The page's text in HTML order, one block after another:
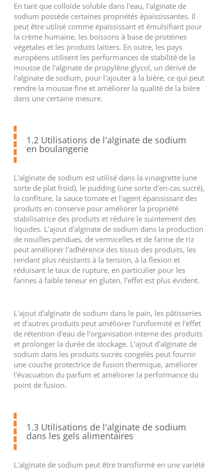
En tant que colloïde soluble dans l'eau, l'alginate de
sodium possède certaines propriétés épaississantes. Il
peut être utilisé comme épaississant et émulsifiant pour
la crème humaine, les boissons à base de protéines
végétales et les produits laitiers. En outre, les pays
européens utilisent les performances de stabilité de la
mousse de l'alginate de propylène glycol, un dérivé de
l'alginate de sodium, pour l'ajouter à la bière, ce qui peut
rendre la mousse fine et améliorer la qualité de la bière
dans une certaine mesure.
1.2 Utilisations de l'alginate de sodium
en boulangerie
L'alginate de sodium est utilisé dans la vinaigrette (une
sorte de plat froid), le pudding (une sorte d'en-cas sucré),
la confiture, la sauce tomate et l'agent épaississant des
produits en conserve pour améliorer la propriété
stabilisatrice des produits et réduire le suintement des
liquides. L'ajout d'alginate de sodium dans la production
de nouilles pendues, de vermicelles et de farine de riz
peut améliorer l'adhérence des tissus des produits, les
rendant plus résistants à la tension, à la flexion et
réduisant le taux de rupture, en particulier pour les
farines à faible teneur en gluten, l'effet est plus évident.
L'ajout d'alginate de sodium dans le pain, les pâtisseries
et d'autres produits peut améliorer l'uniformité et l'effet
de rétention d'eau de l'organisation interne des produits
et prolonger la durée de stockage. L'ajout d'alginate de
sodium dans les produits sucrés congelés peut fournir
une couche protectrice de fusion thermique, améliorer
l'évacuation du parfum et améliorer la performance du
point de fusion.
1.3 Utilisations de l'alginate de sodium
dans les gels alimentaires
L'alginate de sodium peut être transformé en une variété